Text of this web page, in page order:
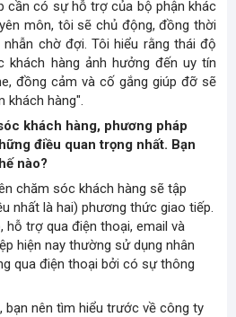
cần có sự hỗ trợ của bộ phận khác
môn, tôi sẽ chủ động, đồng thời
nhẫn chờ đợi. Tôi hiểu rằng thái độ
khách hàng ảnh hưởng đến uy tín
đồng cảm và cố gắng giúp đỡ sẽ
khách hàng".
khách hàng, phương pháp
điều quan trọng nhất. Bạn
nào?
chăm sóc khách hàng sẽ tập
nhất là hai) phương thức giao tiếp.
hỗ trợ qua điện thoại, email và
hiện nay thường sử dụng nhân
qua điện thoại bởi có sự thông
bạn nên tìm hiểu trước về công ty